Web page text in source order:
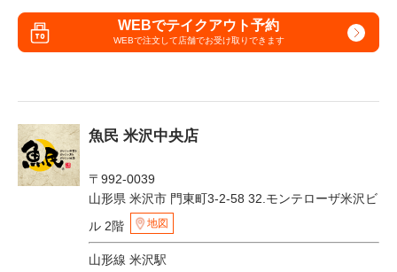
WEBでテイクアウト予約
WEBで注文して店舗でお受け取りできます
魚民 米沢中央店
〒992-0039
山形県 米沢市 門東町3-2-58 32.モンテローザ米沢ビ
ル 2階
地図
山形線 米沢駅